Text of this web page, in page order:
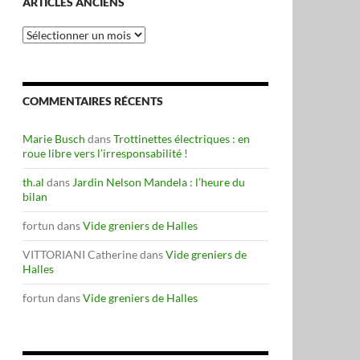
Articles
anciens
COMMENTAIRES RÉCENTS
Marie Busch dansTrottinettes électriques : en
roue libre vers l’irresponsabilité !
th.al dans Jardin Nelson Mandela : l’heure du
bilan
fortun dansVide greniers de Halles
VITTORIANI CatherinedansVide greniers de
Halles
fortun dansVide greniers de Halles